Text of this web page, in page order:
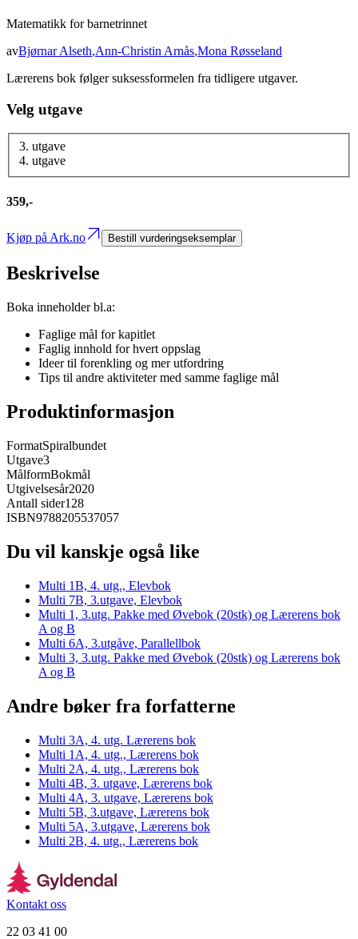
Matematikk for barnetrinnet
avBjørnar Alseth,Ann-Christin Arnås,Mona Røsseland
Lærerens bok følger suksessformelen fra tidligere utgaver.
Velg utgave
3. utgave
4. utgave
359,-
Kjøp på Ark.no Bestill vurderingseksemplar
Beskrivelse
Boka inneholder bl.a:
Faglige mål for kapitlet
Faglig innhold for hvert oppslag
Ideer til forenkling og mer utfordring
Tips til andre aktiviteter med samme faglige mål
Produktinformasjon
FormatSpiralbundet
Utgave3
MålformBokmål
Utgivelsesår2020
Antall sider128
ISBN9788205537057
Du vil kanskje også like
Multi 1B, 4. utg., Elevbok
Multi 7B, 3.utgave, Elevbok
Multi 1, 3.utg. Pakke med Øvebok (20stk) og Lærerens bok
A og B
Multi 6A, 3.utgåve, Parallellbok
Multi 3, 3.utg. Pakke med Øvebok (20stk) og Lærerens bok
A og B
Andre bøker fra forfatterne
Multi 3A, 4. utg. Lærerens bok
Multi 1A, 4. utg., Lærerens bok
Multi 2A, 4. utg., Lærerens bok
Multi 4B, 3. utgave, Lærerens bok
Multi 4A, 3. utgave, Lærerens bok
Multi 5B, 3.utgave, Lærerens bok
Multi 5A, 3.utgave, Lærerens bok
Multi 2B, 4. utg., Lærerens bok
Kontakt oss
22 03 41 00